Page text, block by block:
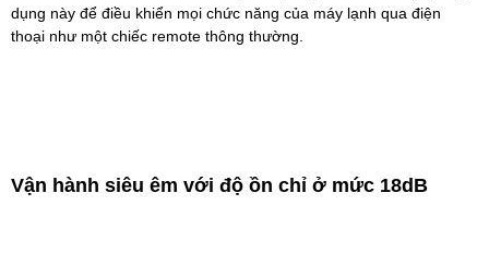
dụng này để điều khiển mọi chức năng của máy lạnh qua điện
thoại như một chiếc remote thông thường.
Vận hành siêu êm với độ ồn chỉ ở mức 18dB